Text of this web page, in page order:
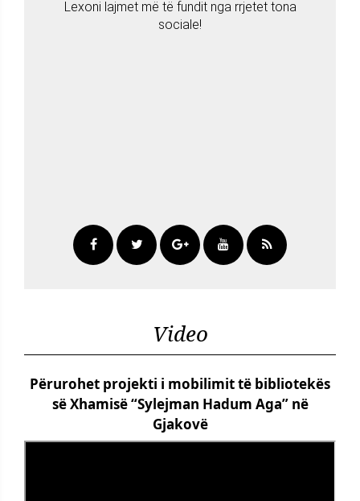
Lexoni lajmet më të fundit nga rrjetet tona
sociale!
Video
Përurohet projekti i mobilimit të bibliotekës
së Xhamisë “Sylejman Hadum Aga” në
Gjakovë